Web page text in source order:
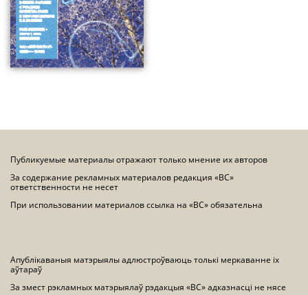
Публикуемые материалы отражают только мнение их авторов
За содержание рекламных материалов редакция «ВС»
ответственности не несет
При использовании материалов ссылка на «ВС» обязательна
Апублікаваныя матэрыялы адлюстроўваюць толькі меркаванне іх
аўтараў
За змест рэкламных матэрыялаў рэдакцыя «ВС» адказнасці не нясе